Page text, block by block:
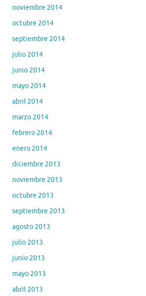
noviembre 2014
octubre 2014
septiembre 2014
julio 2014
junio 2014
mayo 2014
abril 2014
marzo 2014
febrero 2014
enero 2014
diciembre 2013
noviembre 2013
octubre 2013
septiembre 2013
agosto 2013
julio 2013
junio 2013
mayo 2013
abril 2013